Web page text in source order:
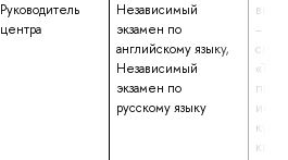
Руководитель
центра
Независимый
экзамен по
английскому языку,
Независимый
экзамен по
русскому языку
–